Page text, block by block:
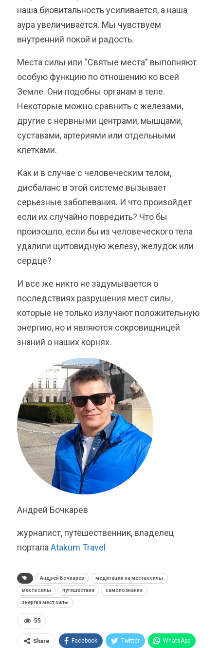
наша биовитальность усиливается, а наша
аура увеличивается. Мы чувствуем
внутренний покой и радость.
Места силы или “Святые места” выполняют
особую функцию по отношению ко всей
Земле. Они подобны органам в теле.
Некоторые можно сравнить с железами,
другие с нервными центрами, мышцами,
суставами, артериями или отдельными
клетками.
Как и в случае с человеческим телом,
дисбаланс в этой системе вызывает
серьезные заболевания. И что произойдет
если их случайно повредить? Что бы
произошло, если бы из человеческого тела
удалили щитовидную железу, желудок или
сердце?
И все же никто не задумывается о
последствиях разрушения мест силы,
которые не только излучают положительную
энергию, но и являются сокровищницей
знаний о наших корнях.
Андрей Бочкарев
журналист, путешественник, владелец
порталаAtakum Travel
Андрей Бочкарев медитации на местах силы
места силы путешествия самопознание
энергия мест силы
55
Share Facebook Twitter WhatsApp